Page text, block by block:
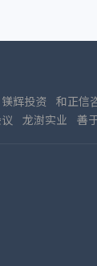
镁辉投资 和正信
龙澍实业 善